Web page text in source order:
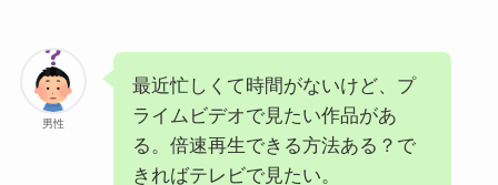
男性
最近忙しくて時間がないけど、プ
ライムビデオで見たい作品があ
る。倍速再生できる方法ある？で
きればテレビで見たい。